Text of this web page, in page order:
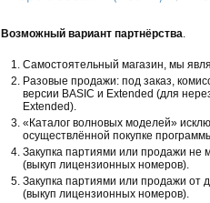
Возможный вариант партнёрства.
Самостоятельный магазин, мы
Разовые продажи: под заказ,
версии BASIC и Extended (для
Extended).
«Каталог волновых моделей»
осуществлённой покупке
Закупка партиями или продажи не
(выкуп лицензионных номеров).
Закупка партиями или продажи от
(выкуп лицензионных номеров).